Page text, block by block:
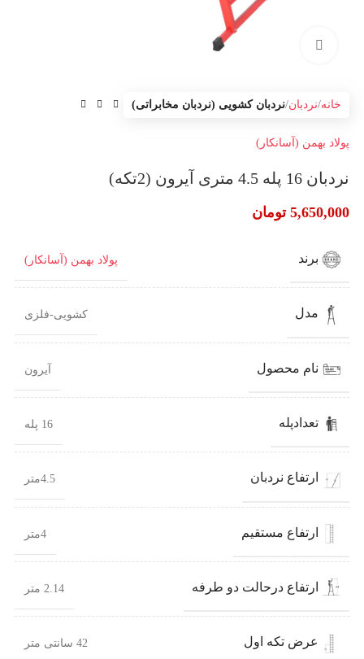
خانه نردبان نردبان کشویی (نردبان مخابراتی)
پولاد بهمن (آسانکار)
نردبان 16 پله 4.5 متری آیرون (2تکه)
5,650,000 تومان
برند پولاد بهمن (آسانکار)
مدل کشویی-فلزی
نام محصول آیرون
تعدادپله 16 پله
ارتفاع نردبان 4.5متر
ارتفاع مستقیم 4متر
ارتفاع درحالت دو طرفه 2.14 متر
عرض تکه اول 42 سانتی متر